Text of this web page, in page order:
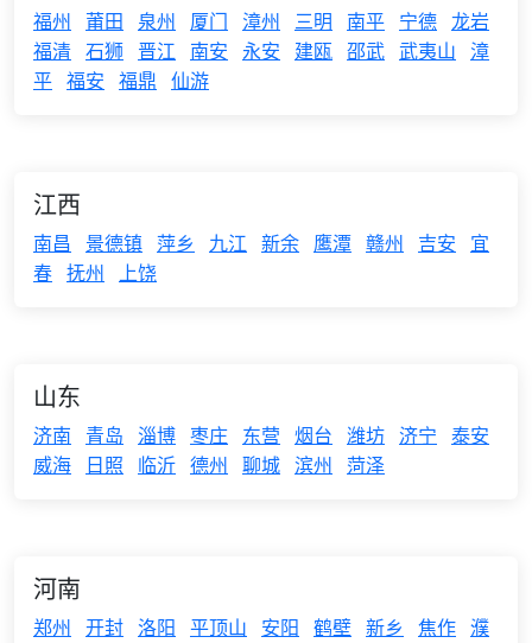
福州 莆田 泉州 厦门 漳州 三明 南平 宁德 龙岩
福清 石狮 晋江 南安 永安 建瓯 邵武 武夷山
漳
平 福安 福鼎 仙游
江西
南昌 景德镇 萍乡 九江 新余 鹰潭 赣州 吉安
宜
春 抚州 上饶
山东
济南 青岛 淄博 枣庄 东营 烟台 潍坊 济宁 泰安
威海
日照 临沂 德州 聊城 滨州 菏泽
河南
郑州 开封 洛阳 平顶山 安阳 鹤壁 新乡 焦作 濮